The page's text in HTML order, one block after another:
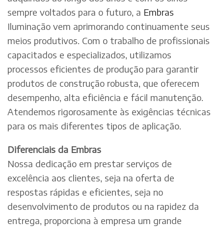
sempre voltados para o futuro, a Embras
Iluminação vem aprimorando continuamente seus
meios produtivos. Com o trabalho de profissionais
capacitados e especializados, utilizamos
processos eficientes de produção para garantir
produtos de construção robusta, que oferecem
desempenho, alta eficiência e fácil manutenção.
Atendemos rigorosamente às exigências técnicas
para os mais diferentes tipos de aplicação.
Diferenciais da Embras
Nossa dedicação em prestar serviços de
excelência aos clientes, seja na oferta de
respostas rápidas e eficientes, seja no
desenvolvimento de produtos ou na rapidez da
entrega, proporciona à empresa um grande